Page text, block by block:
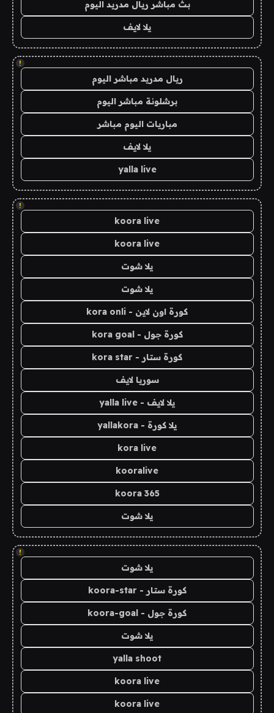
بث مباشر ريال مدريد اليوم
يلا لايف
!
ريال مدريد مباشر اليوم
برشلونة مباشر اليوم
مباريات اليوم مباشر
يلا لايف
yalla live
!
koora live
koora live
يلا شوت
يلا شوت
كورة اون لاين - kora onli
كورة جول - kora goal
كورة ستار - kora star
سوريا لايف
يلا لايف - yalla live
يلا كورة - yallakora
kora live
kooralive
koora 365
يلا شوت
!
يلا شوت
كورة ستار - koora-star
كورة جول - koora-goal
يلا شوت
yalla shoot
koora live
koora live